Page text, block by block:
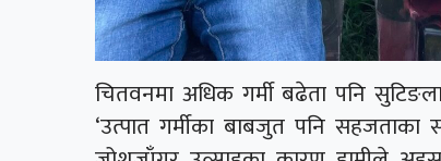
चितवनमा अधिक गर्मी बढेता पनि
‘उत्पात गर्मीका बाबजुत पनि